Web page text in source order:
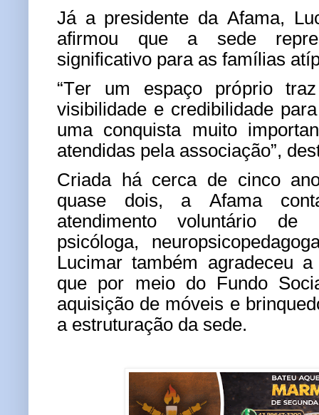
Já a presidente da Afama,
afirmou que a sede
significativo para as famílias
“Ter um espaço próprio
visibilidade e credibilidade
uma conquista muito
atendidas pela associação”,
Criada há cerca de cinco
quase dois, a Afama
atendimento voluntário de
psicóloga,
Lucimar também agradeceu
que por meio do Fundo
aquisição de móveis e
a estruturação da sede.